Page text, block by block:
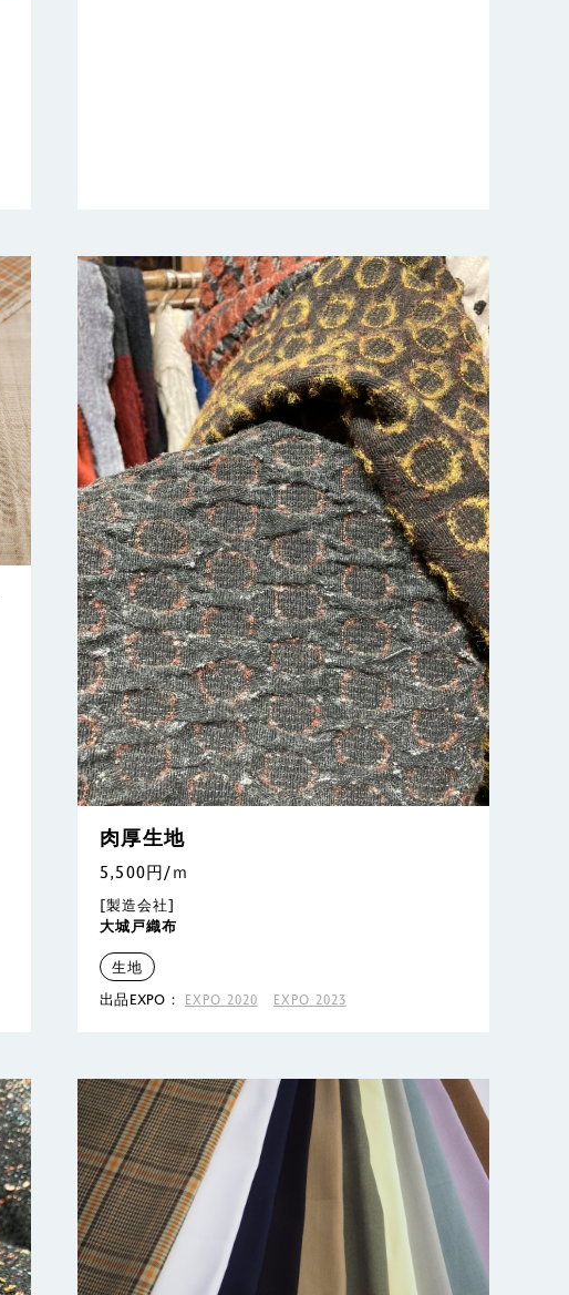
肉厚生地
5,500円/ｍ
[製造会社]
大城戸織布
生地
出品EXPO：
EXPO 2020 EXPO 2023